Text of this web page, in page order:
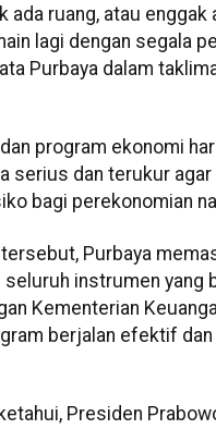
ada ruang, atau enggak
lagi dengan segala
Purbaya dalam
program ekonomi
serius dan terukur
bagi perekonomian
Purbaya
instrumen yang
Kementerian
berjalan efektif
Presiden